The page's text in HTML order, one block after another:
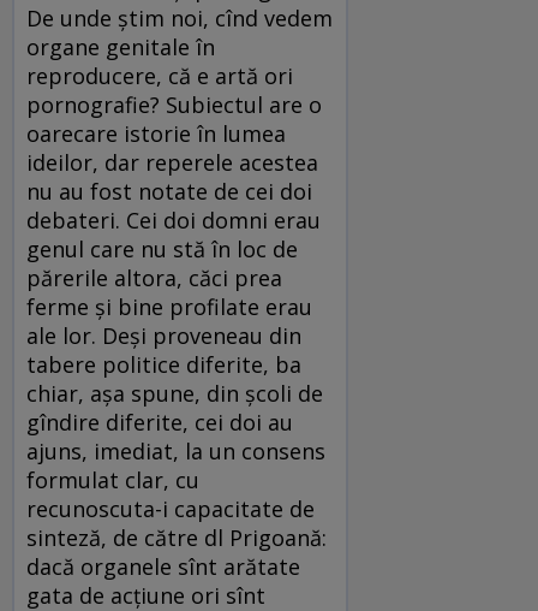
De unde ştim noi, cînd vedem
organe genitale în
reproducere, că e artă ori
pornografie? Subiectul are o
oarecare istorie în lumea
ideilor, dar reperele acestea
nu au fost notate de cei doi
debateri. Cei doi domni erau
genul care nu stă în loc de
părerile altora, căci prea
ferme şi bine profilate erau
ale lor. Deşi proveneau din
tabere politice diferite, ba
chiar, aşa spune, din şcoli de
gîndire diferite, cei doi au
ajuns, imediat, la un consens
formulat clar, cu
recunoscuta-i capacitate de
sinteză, de către dl Prigoană:
dacă organele sînt arătate
gata de acţiune ori sînt